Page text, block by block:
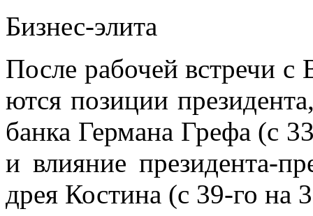
Биз­нес-эли­та
По­сле ра­бо­чей встре­чи
ют­ся по­зи­ции
бан­ка Гер­ма­на Гре­фа (с
и вли­я­ние пре­зи­ден­та-
дрея Ко­сти­на (с 39-го на